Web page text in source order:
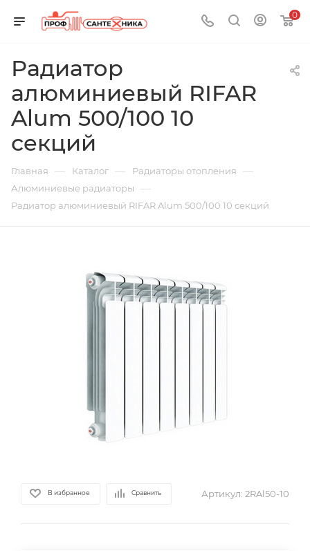
0
Радиатор
алюминиевый RIFAR
Alum 500/100 10
секций
Главная — Каталог — Радиаторы отопления —
Алюминиевые радиаторы —
Радиатор алюминиевый RIFAR Alum 500/100 10 секций
В избранное Сравнить Артикул: 2RAl50-10